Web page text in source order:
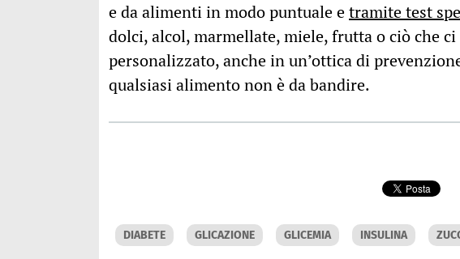
e da alimenti in modo puntuale etramite test
dolci, alcol, marmellate, miele, frutta o ciò che
personalizzato, anche in un’ottica di
qualsiasi alimento non è da bandire.
DIABETE GLICAZIONE GLICEMIA INSULINA